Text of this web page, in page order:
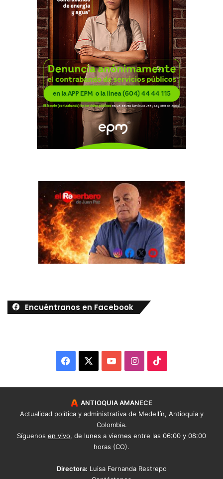
Encuéntranos en Facebook
Facebook YouTubeInstagram
ANTIOQUIA AMANECE
Actualidad política y administrativa de Medellín, Antioquia y
Colombia.
Síguenos en vivo, de lunes a viernes entre las 06:00 y 08:00
horas (CO).
Directora: Luisa Fernanda Restrepo